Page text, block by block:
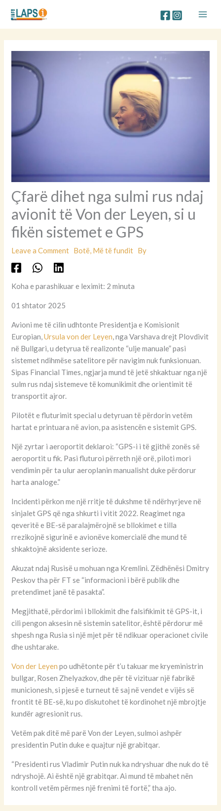
content
Çfarë dihet nga sulmi rus ndaj
avionit të Von der Leyen, si u
fikën sistemet e GPS
Leave a Comment Botë, Më të fundit By
Koha e parashikuar e leximit: 2 minuta
01 shtator 2025
Avioni me të cilin udhtonte Presidentja e Komisionit
Europian,Ursula von der Leyen, nga Varshava drejt Plovdivit
në Bullgari, u detyrua të realizonte “ulje manuale” pasi
sistemet ndihmëse satelitore për navigim nuk funksionuan.
Sipas Financial Times, ngjarja mund të jetë shkaktuar nga një
sulm rus ndaj sistemeve të komunikimit dhe orientimit të
transportit ajror.
Pilotët e fluturimit special u detyruan të përdorin vetëm
hartat e printuara në avion, pa asistencën e sistemit GPS.
Një zyrtar i aeroportit deklaroi: “GPS-i i të gjithë zonës së
aeroportit u fik. Pasi fluturoi përreth një orë, piloti mori
vendimin për ta ulur aeroplanin manualisht duke përdorur
harta analoge.”
Incidenti përkon me një rritje të dukshme të ndërhyrjeve në
sinjalet GPS që nga shkurti i vitit 2022. Reagimet nga
qeveritë e BE-së paralajmërojnë se bllokimet e tilla
rrezikojnë sigurinë e avionëve komercialë dhe mund të
shkaktojnë aksidente serioze.
Akuzat ndaj Rusisë u mohuan nga Kremlini. Zëdhënësi Dmitry
Peskov tha për FT se “informacioni i bërë publik dhe
pretendimet janë të pasakta”.
Megjithatë, përdorimi i bllokimit dhe falsifikimit të GPS-it, i
cili pengon aksesin në sistemin satelitor, është përdorur më
shpesh nga Rusia si një mjet për të ndikuar operacionet civile
dhe ushtarake.
Von der Leyenpo udhëtonte për t’u takuar me kryeministrin
bullgar, Rosen Zhelyazkov, dhe për të vizituar një fabrikë
municionesh, si pjesë e turneut të saj në vendet e vijës së
frontit të BE-së, ku po diskutohet të kordinohet një mbrojtje
kundër agresionit rus.
Vetëm pak ditë më parë Von der Leyen, sulmoi ashpër
presidentin Putin duke e quajtur një grabitqar.
“Presidenti rus Vladimir Putin nuk ka ndryshuar dhe nuk do të
ndryshojë. Ai është një grabitqar. Ai mund të mbahet nën
kontroll vetëm përmes një frenimi të fortë,” tha ajo.